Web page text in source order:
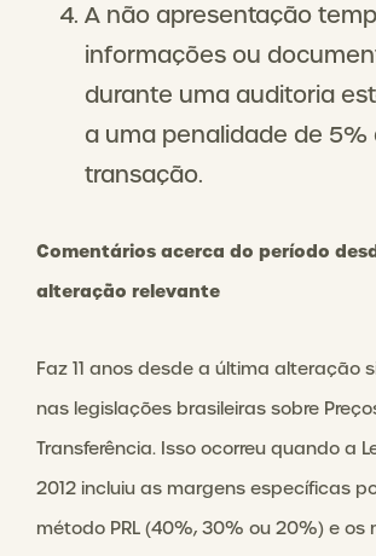
A não apresentação
informações ou
durante uma auditoria
a uma penalidade de 5%
transação.
Comentários acerca do período
alteração relevante
Faz 11 anos desde a última alteração
nas legislações brasileiras sobre
Transferência. Isso ocorreu quando a
2012 incluiu as margens específicas
método PRL (40%, 30% ou 20%) e os